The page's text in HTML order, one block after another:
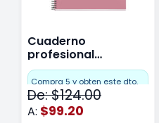
Cuaderno
profesional
Miquelrius Emotions
Cuadro Chico 80
hojas Rosa
Compra 5 y obten este dto.
De: $124.00
A: $99.20